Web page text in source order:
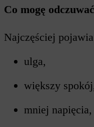
Co mogę
Najczęściej
ulga,
większy
mniej napięcia,